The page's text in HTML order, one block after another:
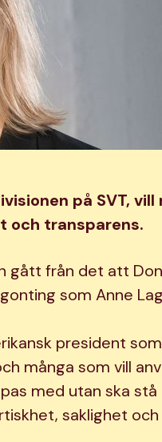
på SVT, vill
och transparens.
gått från det att
som Anne
president
många som vill
med utan ska
saklighet